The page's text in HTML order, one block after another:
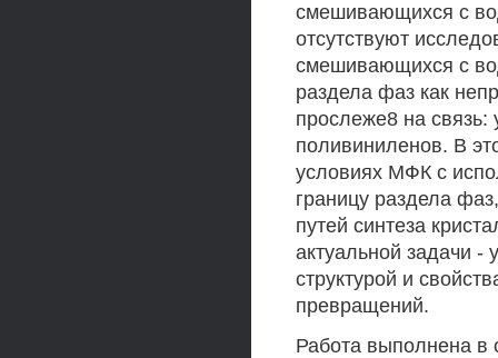
смешивающихся с
отсутствуют
смешивающихся с
раздела фаз как
прослеже8 на связь:
поливиниленов. В
условиях МФК с
границу раздела
путей синтеза
актуальной задачи -
структурой и
превращений.
Работа выполнена в